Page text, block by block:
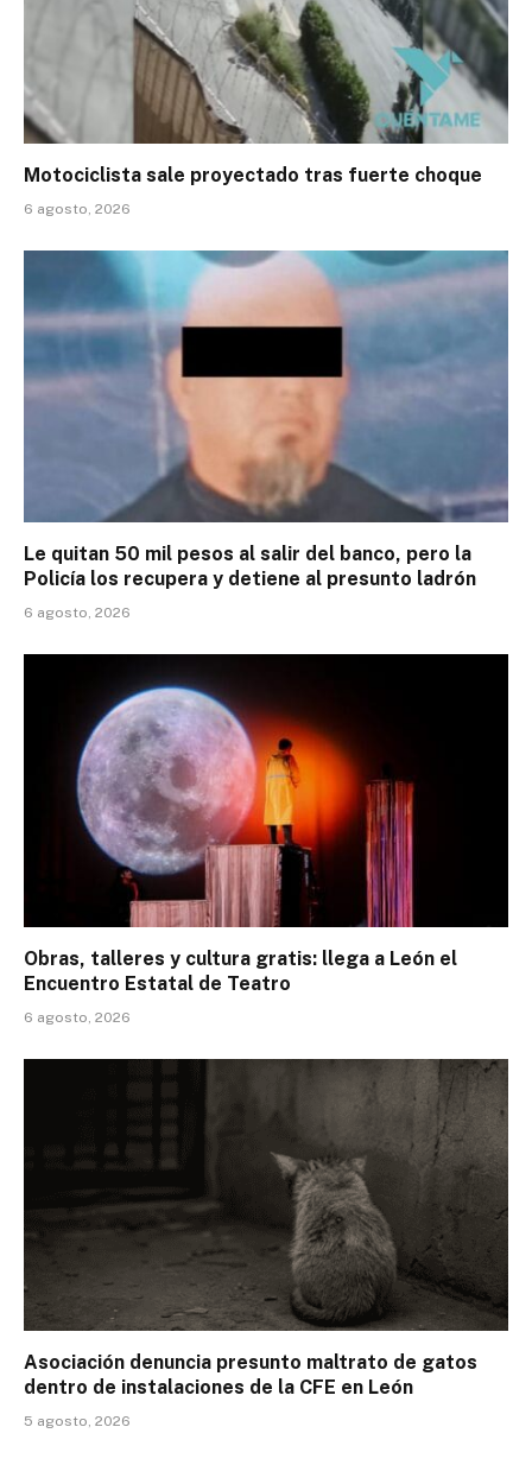
Motociclista sale proyectado tras fuerte choque
6 agosto, 2026
Le quitan 50 mil pesos al salir del banco, pero la
Policía los recupera y detiene al presunto ladrón
6 agosto, 2026
Obras, talleres y cultura gratis: llega a León el
Encuentro Estatal de Teatro
6 agosto, 2026
Asociación denuncia presunto maltrato de gatos
dentro de instalaciones de la CFE en León
5 agosto, 2026